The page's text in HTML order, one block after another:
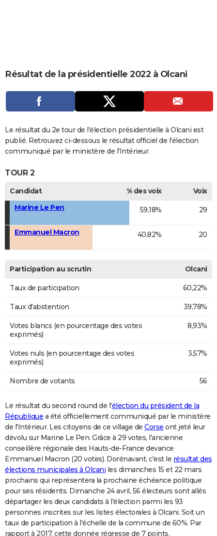
CARTE DE VOEUX
DICTIONNAIRE
Dictionnaire
Biographies
Expressions
Proverbes
PROGRAMME TV
COPAINS D'AVANT
Se connecter
Collèges
Universités
Entreprises
Service militaire
Avis de recherche
AVIS DE DÉCÈS
FORUM
Bricolage
Culture
Television
Voyage
Résultat de la présidentielle 2022 à Olcani
Le résultat du 2e tour de l'élection présidentielle à Olcani est
publié. Retrouvez ci-dessous le résultat officiel de l'élection
communiqué par le ministère de l'Intérieur.
TOUR 2
Candidat % des voix
Voix
Marine Le Pen
59,18% 29
Emmanuel Macron 40,82% 20
Participation au scrutin Olcani
Taux de participation 60,22%
Taux d'abstention 39,78%
Votes blancs (en pourcentage des votes
exprimés)
8,93%
Votes nuls (en pourcentage des votes
exprimés)
3,57%
Nombre de votants 56
Le résultat du second round de l'élection du président de la
République a été officiellement communiqué par le ministère
de l'Intérieur. Les citoyens de ce village de Corse ont jeté leur
dévolu sur Marine Le Pen. Grâce à 29 votes, l'ancienne
conseillère régionale des Hauts-de-France devance
Emmanuel Macron (20 votes). Dorénavant, c'est le résultat des
élections municipales à Olcani les dimanches 15 et 22 mars
prochains qui représentera la prochaine échéance politique
pour ses résidents. Dimanche 24 avril, 56 électeurs sont allés
départager les deux candidats à l'élection parmi les 93
personnes inscrites sur les listes électorales à Olcani. Soit un
taux de participation à l'échelle de la commune de 60%. Par
rapport à 2017, cette donnée régresse de 7 points.